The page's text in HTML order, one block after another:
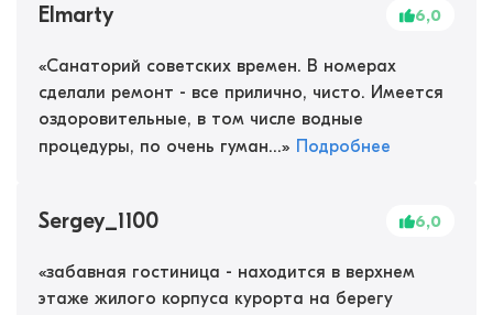
Elmarty 6,0
«Санаторий советских времен. В номерах
сделали ремонт - все прилично, чисто. Имеется
оздоровительные, в том числе водные
процедуры, по очень гуман...» Подробнее
Sergey_1100 6,0
«забавная гостиница - находится в верхнем
этаже жилого корпуса курорта на берегу